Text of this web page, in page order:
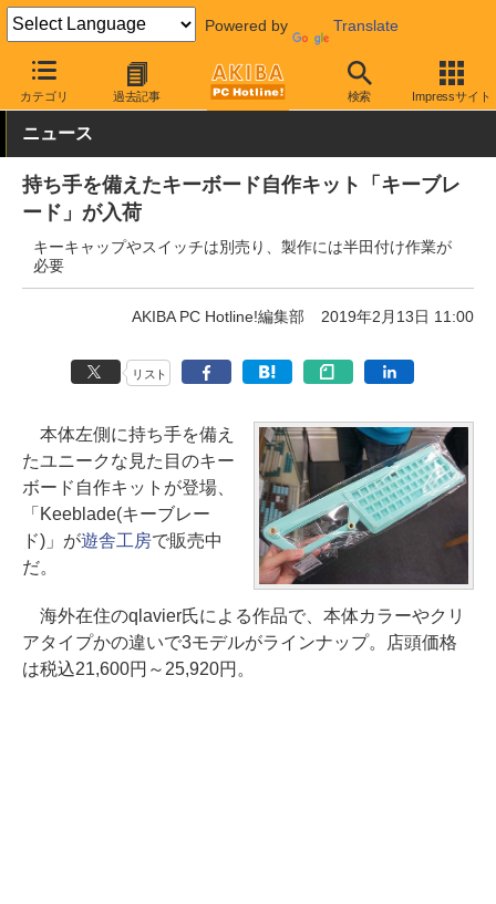
Powered by Translate
カテゴリ 過去記事 検索 Impressサイト
AKIBA PC Hotline! PC周辺機器 キーボード その他
ニュース
持ち手を備えたキーボード自作キット「キーブレ
ード」が入荷
キーキャップやスイッチは別売り、製作には半田付け作業が
必要
AKIBA PC Hotline!編集部 2019年2月13日 11:00
リスト
本体左側に持ち手を備え
たユニークな見た目のキー
ボード自作キットが登場、
「Keeblade(キーブレー
ド)」が遊舎工房で販売中
だ。
海外在住のqlavier氏による作品で、本体カラーやクリ
アタイプかの違いで3モデルがラインナップ。店頭価格
は税込21,600円～25,920円。